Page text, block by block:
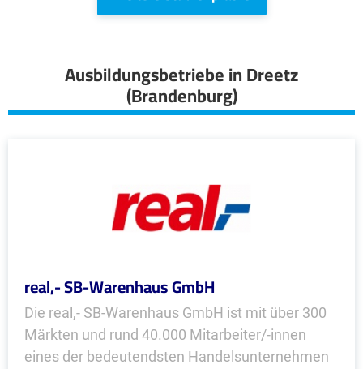
Ausbildungsbetriebe in Dreetz
(Brandenburg)
real,- SB-Warenhaus GmbH
Die real,- SB-Warenhaus GmbH ist mit über 300
Märkten und rund 40.000 Mitarbeiter/-innen
eines der bedeutendsten Handelsunternehmen